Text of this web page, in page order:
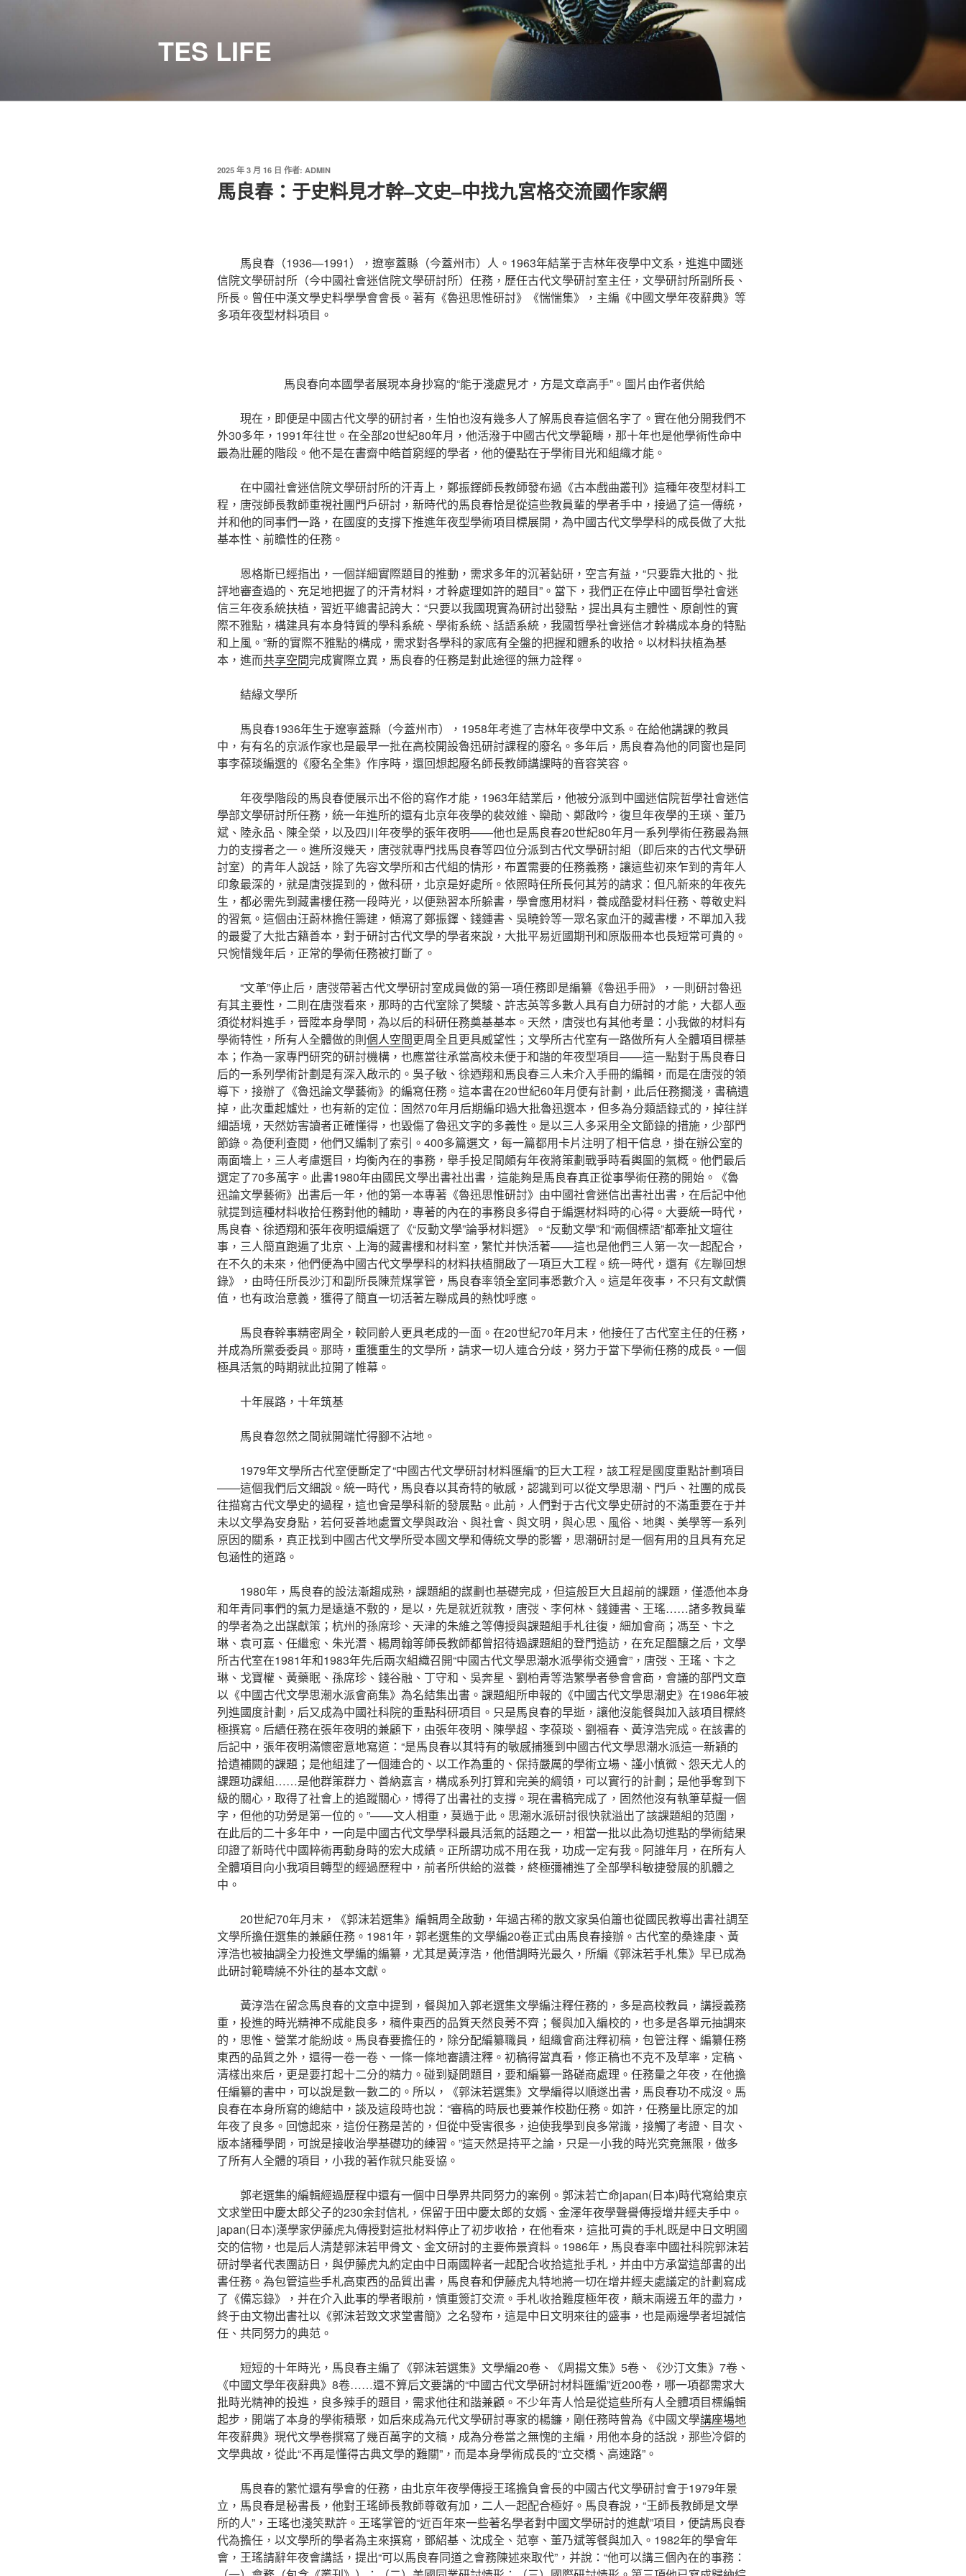
TES LIFE
發
佈
於
2025 年 3 月 16 日 作者: ADMIN
馬良春：于史料見才幹–文史–中找九宮格交流國作家網
馬良春（1936—1991），遼寧蓋縣（今蓋州市）人。1963年結業于吉林年夜學中文系，進進中國迷
信院文學研討所（今中國社會迷信院文學研討所）任務，歷任古代文學研討室主任，文學研討所副所長、
所長。曾任中漢文學史料學學會會長。著有《魯迅思惟研討》《惴惴集》，主編《中國文學年夜辭典》等
多項年夜型材料項目。
馬良春向本國學者展現本身抄寫的“能于淺處見才，方是文章高手”。圖片由作者供給
現在，即便是中國古代文學的研討者，生怕也沒有幾多人了解馬良春這個名字了。實在他分開我們不
外30多年，1991年往世。在全部20世紀80年月，他活潑于中國古代文學範疇，那十年也是他學術性命中
最為壯麗的階段。他不是在書齋中皓首窮經的學者，他的優點在于學術目光和組織才能。
在中國社會迷信院文學研討所的汗青上，鄭振鐸師長教師發布過《古本戲曲叢刊》這種年夜型材料工
程，唐弢師長教師重視社團門戶研討，新時代的馬良春恰是從這些教員輩的學者手中，接過了這一傳統，
并和他的同事們一路，在國度的支撐下推進年夜型學術項目標展開，為中國古代文學學科的成長做了大批
基本性、前瞻性的任務。
恩格斯已經指出，一個詳細實際題目的推動，需求多年的沉著鉆研，空言有益，“只要靠大批的、批
評地審查過的、充足地把握了的汗青材料，才幹處理如許的題目”。當下，我們正在停止中國哲學社會迷
信三年夜系統扶植，習近平總書記誇大：“只要以我國現實為研討出發點，提出具有主體性、原創性的實
際不雅點，構建具有本身特質的學科系統、學術系統、話語系統，我國哲學社會迷信才幹構成本身的特點
和上風。”新的實際不雅點的構成，需求對各學科的家底有全盤的把握和體系的收拾。以材料扶植為基
本，進而共享空間完成實際立異，馬良春的任務是對此途徑的無力詮釋。
結緣文學所
馬良春1936年生于遼寧蓋縣（今蓋州市），1958年考進了吉林年夜學中文系。在給他講課的教員
中，有有名的京派作家也是最早一批在高校開設魯迅研討課程的廢名。多年后，馬良春為他的同窗也是同
事李葆琰編選的《廢名全集》作序時，還回想起廢名師長教師講課時的音容笑容。
年夜學階段的馬良春便展示出不俗的寫作才能，1963年結業后，他被分派到中國迷信院哲學社會迷信
學部文學研討所任務，統一年進所的還有北京年夜學的裴效維、欒勛、鄭啟吟，復旦年夜學的王瑛、董乃
斌、陸永品、陳全榮，以及四川年夜學的張年夜明——他也是馬良春20世紀80年月一系列學術任務最為無
力的支撐者之一。進所沒幾天，唐弢就專門找馬良春等四位分派到古代文學研討組（即后來的古代文學研
討室）的青年人說話，除了先容文學所和古代組的情形，布置需要的任務義務，讓這些初來乍到的青年人
印象最深的，就是唐弢提到的，做科研，北京是好處所。依照時任所長何其芳的請求：但凡新來的年夜先
生，都必需先到藏書樓任務一段時光，以便熟習本所躲書，學會應用材料，養成酷愛材料任務、尊敬史料
的習氣。這個由汪蔚林擔任籌建，傾瀉了鄭振鐸、錢鍾書、吳曉鈴等一眾名家血汗的藏書樓，不單加入我
的最愛了大批古籍善本，對于研討古代文學的學者來說，大批平易近國期刊和原版冊本也長短常可貴的。
只惋惜幾年后，正常的學術任務被打斷了。
“文革”停止后，唐弢帶著古代文學研討室成員做的第一項任務即是編纂《魯迅手冊》，一則研討魯迅
有其主要性，二則在唐弢看來，那時的古代室除了樊駿、許志英等多數人具有自力研討的才能，大都人亟
須從材料進手，晉陞本身學問，為以后的科研任務奠基基本。天然，唐弢也有其他考量：小我做的材料有
學術特性，所有人全體做的則個人空間更周全且更具威望性；文學所古代室有一路做所有人全體項目標基
本；作為一家專門研究的研討機構，也應當往承當高校未便于和諧的年夜型項目——這一點對于馬良春日
后的一系列學術計劃是有深入啟示的。吳子敏、徐迺翔和馬良春三人未介入手冊的編輯，而是在唐弢的領
導下，接辦了《魯迅論文學藝術》的編寫任務。這本書在20世紀60年月便有計劃，此后任務擱淺，書稿遺
掉，此次重起爐灶，也有新的定位：固然70年月后期編印過大批魯迅選本，但多為分類語錄式的，掉往詳
細語境，天然妨害讀者正確懂得，也毀傷了魯迅文字的多義性。是以三人多采用全文節錄的措施，少部門
節錄。為便利查閱，他們又編制了索引。400多篇選文，每一篇都用卡片注明了相干信息，掛在辦公室的
兩面墻上，三人考慮選目，均衡內在的事務，舉手投足間頗有年夜將策劃戰爭時看輿圖的氣概。他們最后
選定了70多萬字。此書1980年由國民文學出書社出書，這能夠是馬良春真正從事學術任務的開始。《魯
迅論文學藝術》出書后一年，他的第一本專著《魯迅思惟研討》由中國社會迷信出書社出書，在后記中他
就提到這種材料收拾任務對他的輔助，專著的內在的事務良多得自于編選材料時的心得。大要統一時代，
馬良春、徐迺翔和張年夜明還編選了《“反動文學”論爭材料選》。“反動文學”和“兩個標語”都牽扯文壇往
事，三人簡直跑遍了北京、上海的藏書樓和材料室，繁忙并快活著——這也是他們三人第一次一起配合，
在不久的未來，他們便為中國古代文學學科的材料扶植開啟了一項巨大工程。統一時代，還有《左聯回想
錄》，由時任所長沙汀和副所長陳荒煤掌管，馬良春率領全室同事悉數介入。這是年夜事，不只有文獻價
值，也有政治意義，獲得了簡直一切活著左聯成員的熱忱呼應。
馬良春幹事精密周全，較同齡人更具老成的一面。在20世紀70年月末，他接任了古代室主任的任務，
并成為所黨委委員。那時，重獲重生的文學所，請求一切人連合分歧，努力于當下學術任務的成長。一個
極具活氣的時期就此拉開了帷幕。
十年展路，十年筑基
馬良春忽然之間就開端忙得腳不沾地。
1979年文學所古代室便斷定了“中國古代文學研討材料匯編”的巨大工程，該工程是國度重點計劃項目
——這個我們后文細說。統一時代，馬良春以其奇特的敏感，認識到可以從文學思潮、門戶、社團的成長
往描寫古代文學史的過程，這也會是學科新的發展點。此前，人們對于古代文學史研討的不滿重要在于并
未以文學為安身點，若何妥善地處置文學與政治、與社會、與文明，與心思、風俗、地輿、美學等一系列
原因的關系，真正找到中國古代文學所受本國文學和傳統文學的影響，思潮研討是一個有用的且具有充足
包涵性的道路。
1980年，馬良春的設法漸趨成熟，課題組的謀劃也基礎完成，但這般巨大且超前的課題，僅憑他本身
和年青同事們的氣力是遠遠不敷的，是以，先是就近就教，唐弢、李何林、錢鍾書、王瑤……諸多教員輩
的學者為之出謀獻策；杭州的孫席珍、天津的朱維之等傳授與課題組手札往復，細加會商；馮至、卞之
琳、袁可嘉、任繼愈、朱光潛、楊周翰等師長教師都曾招待過課題組的登門造訪，在充足醞釀之后，文學
所古代室在1981年和1983年先后兩次組織召開“中國古代文學思潮水派學術交通會”，唐弢、王瑤、卞之
琳、戈寶權、黃藥眠、孫席珍、錢谷融、丁守和、吳奔星、劉柏青等浩繁學者參會會商，會議的部門文章
以《中國古代文學思潮水派會商集》為名結集出書。課題組所申報的《中國古代文學思潮史》在1986年被
列進國度計劃，后又成為中國社科院的重點科研項目。只是馬良春的早逝，讓他沒能餐與加入該項目標終
極撰寫。后續任務在張年夜明的兼顧下，由張年夜明、陳學超、李葆琰、劉福春、黃淳浩完成。在該書的
后記中，張年夜明滿懷密意地寫道：“是馬良春以其特有的敏感捕獲到中國古代文學思潮水派這一新穎的
拾遺補闕的課題；是他組建了一個連合的、以工作為重的、保持嚴厲的學術立場、謹小慎微、怨天尤人的
課題功課組……是他群策群力、善納嘉言，構成系列打算和完美的綱領，可以實行的計劃；是他爭奪到下
級的關心，取得了社會上的追蹤關心，博得了出書社的支撐。現在書稿完成了，固然他沒有執筆草擬一個
字，但他的功勞是第一位的。”——文人相重，莫過于此。思潮水派研討很快就溢出了該課題組的范圍，
在此后的二十多年中，一向是中國古代文學學科最具活氣的話題之一，相當一批以此為切進點的學術結果
印證了新時代中國粹術再動身時的宏大成績。正所謂功成不用在我，功成一定有我。阿誰年月，在所有人
全體項目向小我項目轉型的經過歷程中，前者所供給的滋養，終極彌補進了全部學科敏捷發展的肌體之
中。
20世紀70年月末，《郭沫若選集》編輯周全啟動，年過古稀的散文家吳伯簫也從國民教導出書社調至
文學所擔任選集的兼顧任務。1981年，郭老選集的文學編20卷正式由馬良春接辦。古代室的桑逢康、黃
淳浩也被抽調全力投進文學編的編纂，尤其是黃淳浩，他借調時光最久，所編《郭沫若手札集》早已成為
此研討範疇繞不外往的基本文獻。
黃淳浩在留念馬良春的文章中提到，餐與加入郭老選集文學編注釋任務的，多是高校教員，講授義務
重，投進的時光精神不成能良多，稿件東西的品質天然良莠不齊；餐與加入編校的，也多是各單元抽調來
的，思惟、營業才能紛歧。馬良春要擔任的，除分配編纂職員，組織會商注釋初稿，包管注釋、編纂任務
東西的品質之外，還得一卷一卷、一條一條地審讀注釋。初稿得當真看，修正稿也不克不及草率，定稿、
清樣出來后，更是要打起十二分的精力。碰到疑問題目，要和編纂一路磋商處理。任務量之年夜，在他擔
任編纂的書中，可以說是數一數二的。所以，《郭沫若選集》文學編得以順遂出書，馬良春功不成沒。馬
良春在本身所寫的總結中，談及這段時也說：“審稿的時辰也要兼作校勘任務。如許，任務量比原定的加
年夜了良多。回憶起來，這份任務是苦的，但從中受害很多，迫使我學到良多常識，接觸了考證、目次、
版本諸種學問，可說是接收治學基礎功的練習。”這天然是持平之論，只是一小我的時光究竟無限，做多
了所有人全體的項目，小我的著作就只能妥協。
郭老選集的編輯經過歷程中還有一個中日學界共同努力的案例。郭沫若亡命japan(日本)時代寫給東京
文求堂田中慶太郎父子的230余封信札，保留于田中慶太郎的女婿、金澤年夜學聲譽傳授增井經夫手中。
japan(日本)漢學家伊藤虎丸傳授對這批材料停止了初步收拾，在他看來，這批可貴的手札既是中日文明國
交的信物，也是后人清楚郭沫若甲骨文、金文研討的主要佈景資料。1986年，馬良春率中國社科院郭沫若
研討學者代表團訪日，與伊藤虎丸約定由中日兩國粹者一起配合收拾這批手札，并由中方承當這部書的出
書任務。為包管這些手札高東西的品質出書，馬良春和伊藤虎丸特地將一切在增井經夫處議定的計劃寫成
了《備忘錄》，并在介入此事的學者眼前，慎重簽訂交流。手札收拾難度極年夜，顛末兩邊五年的盡力，
終于由文物出書社以《郭沫若致文求堂書簡》之名發布，這是中日文明來往的盛事，也是兩邊學者坦誠信
任、共同努力的典范。
短短的十年時光，馬良春主編了《郭沫若選集》文學編20卷、《周揚文集》5卷、《沙汀文集》7卷、
《中國文學年夜辭典》8卷……還不算后文要講的“中國古代文學研討材料匯編”近200卷，哪一項都需求大
批時光精神的投進，良多辣手的題目，需求他往和諧兼顧。不少年青人恰是從這些所有人全體項目標編輯
起步，開端了本身的學術積聚，如后來成為元代文學研討專家的楊鐮，剛任務時曾為《中國文學講座場地
年夜辭典》現代文學卷撰寫了幾百萬字的文稿，成為分卷當之無愧的主編，用他本身的話說，那些冷僻的
文學典故，從此“不再是懂得古典文學的難關”，而是本身學術成長的“立交橋、高速路”。
馬良春的繁忙還有學會的任務，由北京年夜學傳授王瑤擔負會長的中國古代文學研討會于1979年景
立，馬良春是秘書長，他對王瑤師長教師尊敬有加，二人一起配合極好。馬良春說，“王師長教師是文學
所的人”，王瑤也淺笑默許。王瑤掌管的“近百年來一些著名學者對中國文學研討的進獻”項目，便請馬良春
代為擔任，以文學所的學者為主來撰寫，鄧紹基、沈成全、范寧、董乃斌等餐與加入。1982年的學會年
會，王瑤請辭年夜會講話，提出“可以馬良春同道之會務陳述來取代”，并說：“他可以講三個內在的事務：